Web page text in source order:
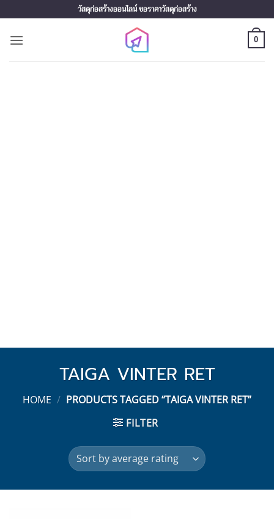
to
content
วัสดุก่อสร้างออนไลน์ ขอราคาวัสดุก่อสร้าง
0
TAIGA VINTER RET
HOME / PRODUCTS TAGGED “TAIGA VINTER RET”
FILTER